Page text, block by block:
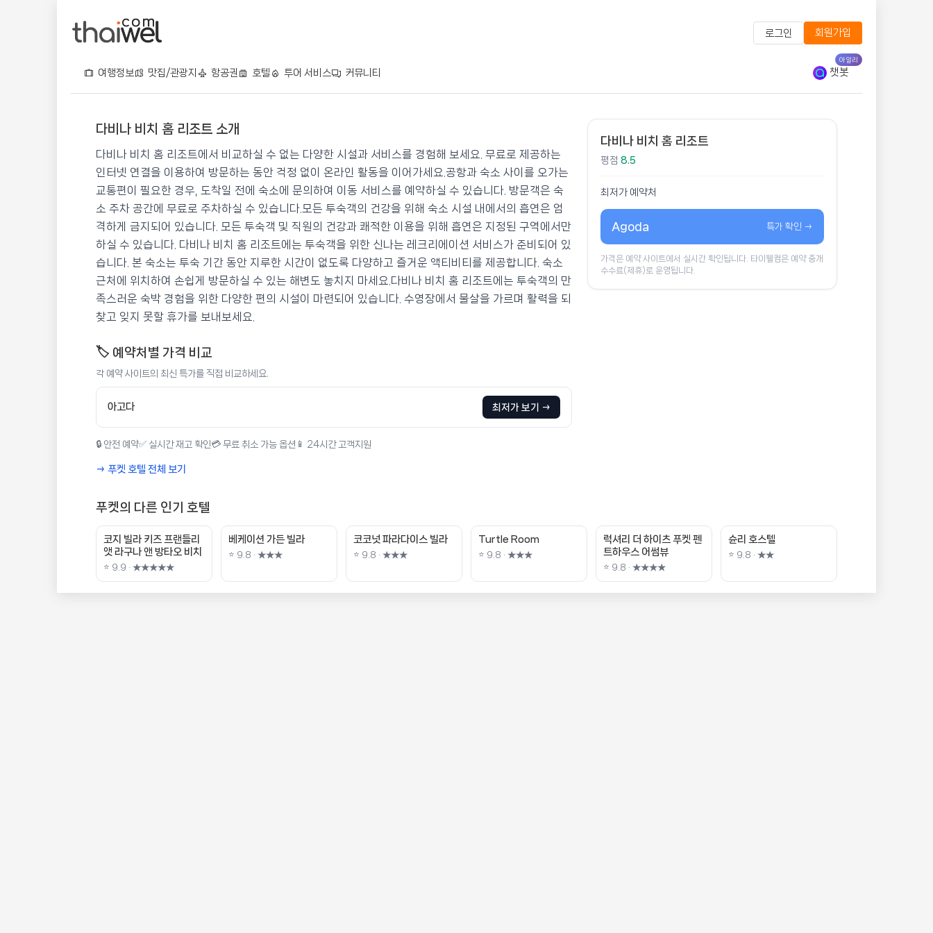
로그인 회원가입
여행정보 맛집/관광지 항공권 호텔 투어 서비스 커뮤니티 챗봇
아일리
다비나 비치 홈 리조트
📍 푸켓★★★★ ⭐ 8.5
💰 최저가 확인 · 예약하기
다비나 비치 홈 리조트 소개
다비나 비치 홈 리조트에서 비교하실 수 없는 다양한 시설과 서비스를 경험해 보세요. 무료로 제공하는
인터넷 연결을 이용하여 방문하는 동안 걱정 없이 온라인 활동을 이어가세요.공항과 숙소 사이를 오가는
교통편이 필요한 경우, 도착일 전에 숙소에 문의하여 이동 서비스를 예약하실 수 있습니다. 방문객은 숙
소 주차 공간에 무료로 주차하실 수 있습니다.모든 투숙객의 건강을 위해 숙소 시설 내에서의 흡연은 엄
격하게 금지되어 있습니다. 모든 투숙객 및 직원의 건강과 쾌적한 이용을 위해 흡연은 지정된 구역에서만
하실 수 있습니다. 다비나 비치 홈 리조트에는 투숙객을 위한 신나는 레크리에이션 서비스가 준비되어 있
습니다. 본 숙소는 투숙 기간 동안 지루한 시간이 없도록 다양하고 즐거운 액티비티를 제공합니다. 숙소
근처에 위치하여 손쉽게 방문하실 수 있는 해변도 놓치지 마세요.다비나 비치 홈 리조트에는 투숙객의 만
족스러운 숙박 경험을 위한 다양한 편의 시설이 마련되어 있습니다. 수영장에서 물살을 가르며 활력을 되
찾고 잊지 못할 휴가를 보내보세요.
🏷️ 예약처별 가격 비교
각 예약 사이트의 최신 특가를 직접 비교하세요.
아고다 최저가 보기 →
🔒 안전 예약✅ 실시간 재고 확인💳 무료 취소 가능 옵션 📱 24시간 고객지원
→ 푸켓 호텔 전체 보기
다비나 비치 홈 리조트
평점 8.5
최저가 예약처
Agoda 특가 확인 →
가격은 예약 사이트에서 실시간 확인됩니다. 타이웰컴은 예약 중개
수수료(제휴)로 운영됩니다.
푸켓의 다른 인기 호텔
코지 빌라 키즈 프랜들리
앳 라구나 앤 방타오 비치
⭐ 9.9 · ★★★★★
베케이션 가든 빌라
⭐ 9.8 · ★★★
코코넛 파라다이스 빌라
⭐ 9.8 · ★★★
Turtle Room
⭐ 9.8 · ★★★
럭셔리 더 하이츠 푸켓 펜
트하우스 어썸뷰
⭐ 9.8 · ★★★★
슌리 호스텔
⭐ 9.8 · ★★